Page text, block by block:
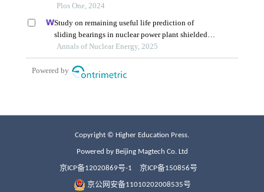
Copyright © Higher Education Press.
Powered by Beijing Magtech Co. Ltd
京ICP备12020869号-1 京ICP备150856号
京公网安备11010202008535号